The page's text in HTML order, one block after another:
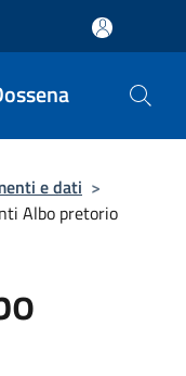
e dati >
Albo pretorio